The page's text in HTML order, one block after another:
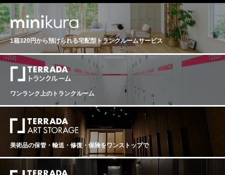
でいて幸せになるワインです。 今年も素晴らしいワイン
をありがとうございました！2021.08.28
るヴィレにある契約畑が、霜と雹のダブルの被害により
ブドウが造れなかったため、リリースできませんでし
た。2018年は2年ぶり、待望のリリースです！ じっくり
蔵元で落ち着かせて、2021年夏に日本に到着した2018年
を早速試飲してみると、柑橘類、青りんごや蜂蜜の甘や
かな香り、ヴィンテージの特徴だろうか抜栓直後から綺
麗に開いており爽やかさと甘さ・リッチさ、そしてほろ
苦さが相まって複雑な味わいに仕上がっている。いつも
思うのですが、仲田さんのワインは、 何か彼のあの優し
く、芯の通った性格がこのワインに詰まっているよう
な、飲んでいて幸せになるワインです。 今年も素晴らし
いワインをありがとうございました！2021.08.28
ルソー 1er レ・ブシェール 生産地：フランス ブルゴーニ
ュ コート・ド・ボーヌ ムルソー 原産地呼称：AOC. MEU
RSAULT ぶどう品種：シャルドネ 100% アルコール度
数：13.0% 味わい：白ワイン 辛口 【古酒について、当店
からのお願い】 オールドヴィンテージのワインは必ず休
息させることが必要です。休ませずに抜栓してしまうと
本来の味わいは全く表れてきません。商品到着後、最低
でも2週間は休ませてください。 ●古酒特有のボトル傷や
汚れがございます。 ●澱がございますので、商品到着後
はボトルを立てた状態で、澱が沈み落ち着くまで休息さ
せてから(最低でも1か月、出来れば2カ月以上)抜栓して
ください。 ●熟成による色調の変化（白ワインは黄金色
に、赤ワインはレンガ色に）や、香り、味わいが複雑に
変化している可能性があります。これらは古酒の特徴で
す。 熟成されたワイン(古酒)ですのでボトルバリエーシ
ョン等ございます。それをご理解頂いた上でのご購入を
お願い致します。
1箱320円から預けられる宅配型トランクルームサービス
ワンランク上のトランクルーム
美術品の保管・輸送・修復・保険をワンストップで